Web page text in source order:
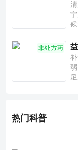
候
非处方药
热门科普